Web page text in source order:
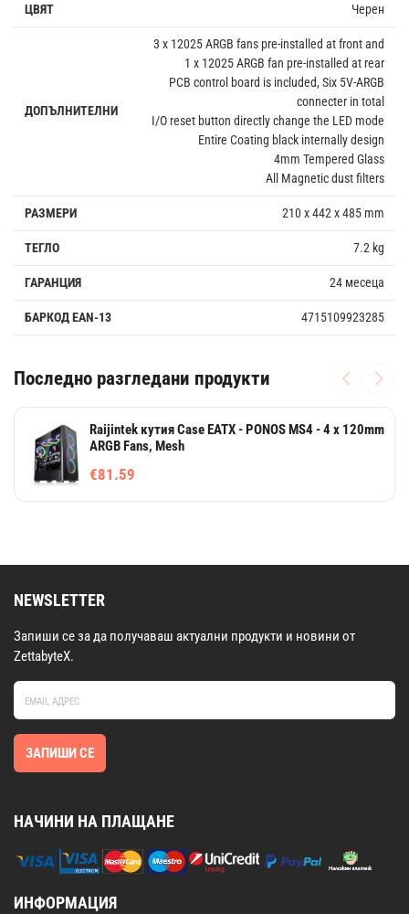
ЦВЯТ Черен
ДОПЪЛНИТЕЛНИ
3 x 12025 ARGB fans pre-installed at front and
1 x 12025 ARGB fan pre-installed at rear
PCB control board is included, Six 5V-ARGB
connecter in total
I/O reset button directly change the LED mode
Entire Coating black internally design
4mm Tempered Glass
All Magnetic dust filters
РАЗМЕРИ 210 x 442 x 485 mm
ТЕГЛО 7.2 kg
ГАРАНЦИЯ 24 месеца
БАРКОД EAN-13 4715109923285
Последно разгледани продукти
Raijintek кутия Case EATX - PONOS MS4 - 4 x 120mm
ARGB Fans, Mesh
€81.59
NEWSLETTER
Запиши се за да получаваш актуални продукти и новини от
ZettabyteX.
ЗАПИШИ СЕ
НАЧИНИ НА ПЛАЩАНЕ
ИНФОРМАЦИЯ